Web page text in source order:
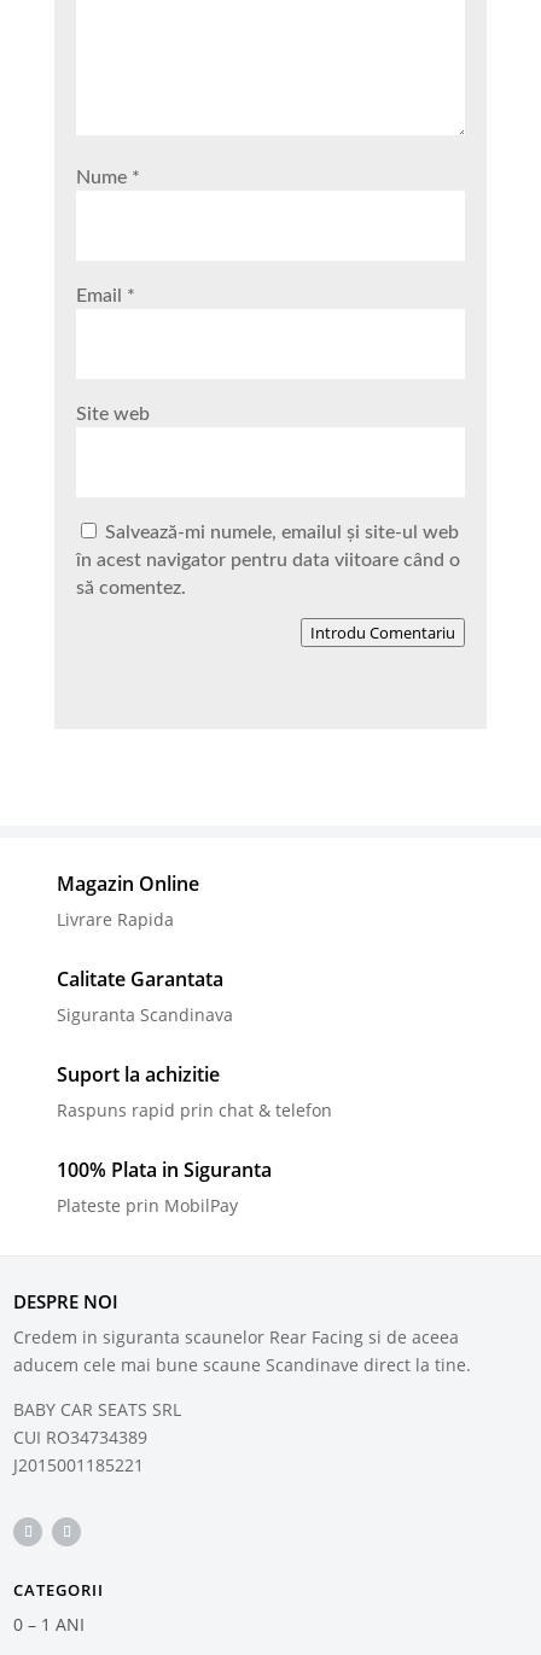
Nume *
Email *
Site web
Salvează-mi numele, emailul și site-ul web
în acest navigator pentru data viitoare când o
să comentez.
Introdu Comentariu
Magazin Online
Livrare Rapida
Calitate Garantata
Siguranta Scandinava
Suport la achizitie
Raspuns rapid prin chat & telefon
100% Plata in Siguranta
Plateste prin MobilPay
DESPRE NOI
Credem in siguranta scaunelor Rear Facing si de aceea
aducem cele mai bune scaune Scandinave direct la tine.
BABY CAR SEATS SRL
CUI RO34734389
J2015001185221
CATEGORII
0 – 1 ANI